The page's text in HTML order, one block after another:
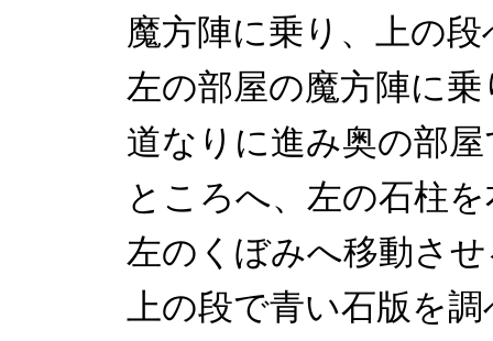
魔方陣に乗り、上の
左の部屋の魔方陣に
道なりに進み奥の部
ところへ、左の石柱
左のくぼみへ移動さ
上の段で青い石版を